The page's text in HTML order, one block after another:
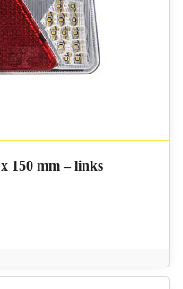
150 mm – links